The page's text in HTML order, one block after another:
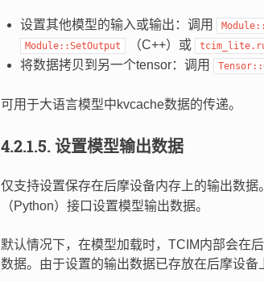
设置其他模型的输入或输出：调用
Module::SetOutput （C++）或
将数据拷贝到另一个tensor：调用
可用于大语言模型中kvcache数据的传递。
4.2.1.5. 设置模型输出数据
仅支持设置保存在后摩设备内存上的输出数据
（Python）接口设置模型输出数据。
默认情况下，在模型加载时，TCIM内部会在
数据。由于设置的输出数据已存放在后摩设